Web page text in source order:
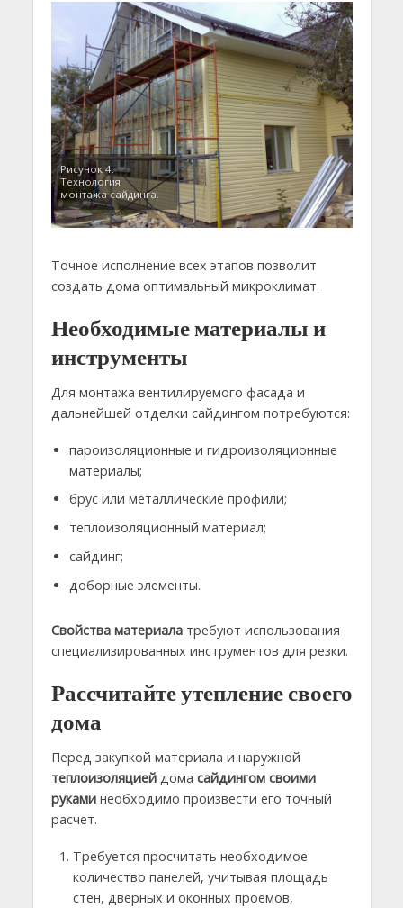
Рисунок 4.
Технология
монтажа сайдинга.
Точное исполнение всех этапов позволит
создать дома оптимальный микроклимат.
Необходимые материалы и
инструменты
Для монтажа вентилируемого фасада и
дальнейшей отделки сайдингом потребуются:
пароизоляционные и гидроизоляционные
материалы;
брус или металлические профили;
теплоизоляционный материал;
сайдинг;
доборные элементы.
Свойства материалатребуют использования
специализированных инструментов для резки.
Рассчитайте утепление своего
дома
Перед закупкой материала и наружной
теплоизоляцией дома сайдингом своими
рукаминеобходимо произвести его точный
расчет.
Требуется просчитать необходимое
количество панелей, учитывая площадь
стен, дверных и оконных проемов,